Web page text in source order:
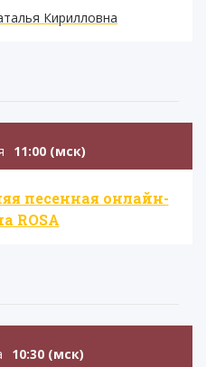
Кирилловна
11:00 (мск)
песенная онлайн-
ROSA
10:30 (мск)